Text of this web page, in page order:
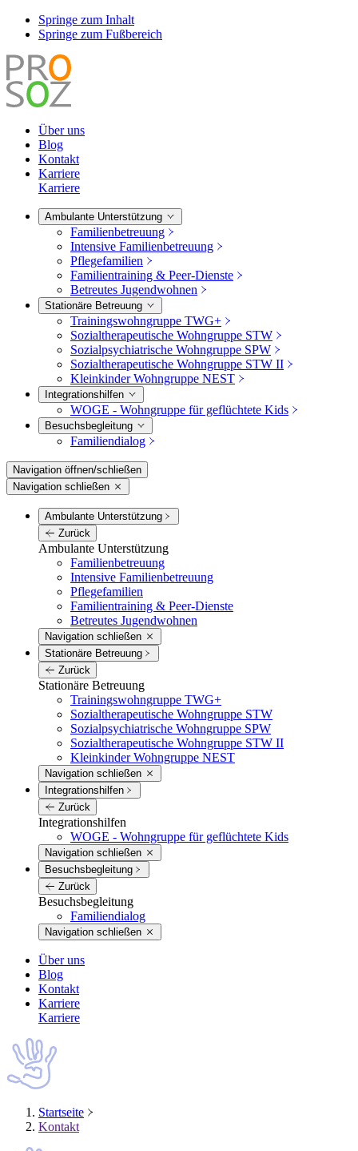
Springe zum Inhalt
Springe zum Fußbereich
Über uns
Blog
Kontakt
Karriere
Karriere
Ambulante Unterstützung
Familienbetreuung
Intensive Familienbetreuung
Pflegefamilien
Familientraining & Peer-Dienste
Betreutes Jugendwohnen
Stationäre Betreuung
Trainingswohngruppe TWG+
Sozialtherapeutische Wohngruppe STW
Sozialpsychiatrische Wohngruppe SPW
Sozialtherapeutische Wohngruppe STW II
Kleinkinder Wohngruppe NEST
Integrations­hilfen
WOGE - Wohngruppe für geflüchtete Kids
Besuchs­begleitung
Familiendialog
Navigation öffnen/schließen
Navigation schließen
Ambulante Unterstützung
Zurück
Ambulante Unterstützung
Familienbetreuung
Intensive Familienbetreuung
Pflegefamilien
Familientraining & Peer-Dienste
Betreutes Jugendwohnen
Navigation schließen
Stationäre Betreuung
Zurück
Stationäre Betreuung
Trainingswohngruppe TWG+
Sozialtherapeutische Wohngruppe STW
Sozialpsychiatrische Wohngruppe SPW
Sozialtherapeutische Wohngruppe STW II
Kleinkinder Wohngruppe NEST
Navigation schließen
Integrations­hilfen
Zurück
Integrations­hilfen
WOGE - Wohngruppe für geflüchtete Kids
Navigation schließen
Besuchs­begleitung
Zurück
Besuchs­begleitung
Familiendialog
Navigation schließen
Über uns
Blog
Kontakt
Karriere
Karriere
Startseite
Kontakt